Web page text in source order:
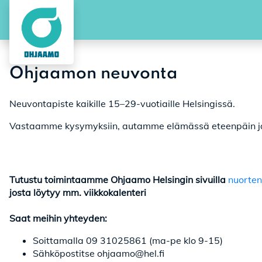
Ohjaamon neuvonta
Neuvontapiste kaikille 15–29-vuotiaille Helsingissä.
Vastaamme kysymyksiin, autamme elämässä eteenpäin
Tutustu toimintaamme Ohjaamo Helsingin sivuilla
josta löytyy mm. viikkokalenteri
Saat meihin yhteyden:
Soittamalla 09 31025861 (ma-pe klo 9-15)
Sähköpostitse ohjaamo@hel.fi